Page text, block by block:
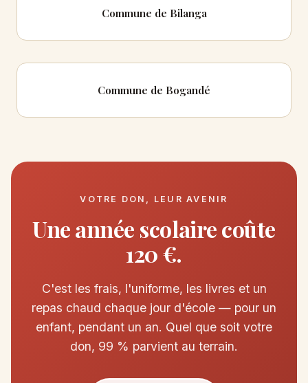
Commune de Bilanga
Commune de Bogandé
VOTRE DON, LEUR AVENIR
Une année scolaire coûte
120 €.
C'est les frais, l'uniforme, les livres et un
repas chaud chaque jour d'école — pour un
enfant, pendant un an. Quel que soit votre
don, 99 % parvient au terrain.